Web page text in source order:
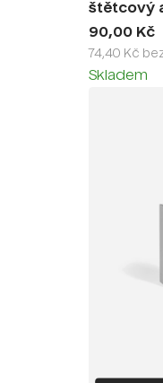
štětcový
90,00 Kč
74,40 Kč
Skladem